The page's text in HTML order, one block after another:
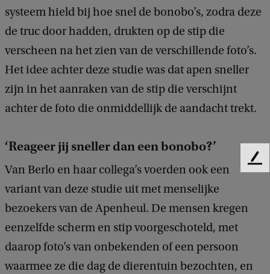
systeem hield bij hoe snel de bonobo’s, zodra deze
de truc door hadden, drukten op de stip die
verscheen na het zien van de verschillende foto’s.
Het idee achter deze studie was dat apen sneller
zijn in het aanraken van de stip die verschijnt
achter de foto die onmiddellijk de aandacht trekt.
‘Reageer jij sneller dan een bonobo?’
Van Berlo en haar collega’s voerden ook een
variant van deze studie uit met menselijke
bezoekers van de Apenheul. De mensen kregen
eenzelfde scherm en stip voorgeschoteld, met
daarop foto’s van onbekenden of een persoon
waarmee ze die dag de dierentuin bezochten, en
F